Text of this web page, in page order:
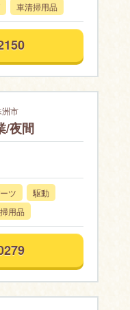
車清掃用品
市
/夜間
ツ
駆動
用品